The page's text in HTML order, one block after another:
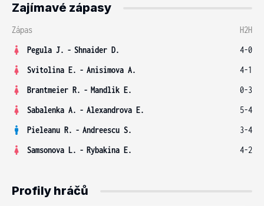
Zajímavé zápasy
Zápas
H2H
Pegula J. - Shnaider D.
4-0
Svitolina E. - Anisimova A.
4-1
Brantmeier R. - Mandlik E.
0-3
Sabalenka A. - Alexandrova E.
5-4
Pieleanu R. - Andreescu S.
3-4
Samsonova L. - Rybakina E. 4-2
Profily hráčů